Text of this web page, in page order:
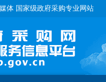
体 国家级政府采购专业网站